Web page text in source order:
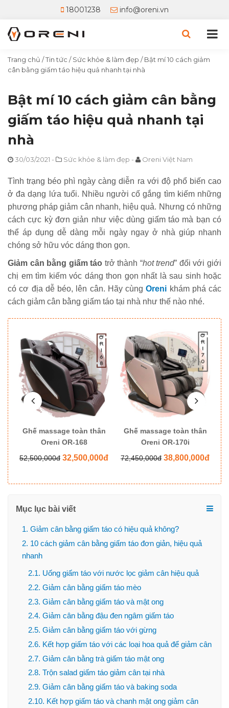
18001238 info@oreni.vn
Trang chủ /Tin tức /Sức khỏe & làm đẹp /Bật mí 10 cách giảm
cân bằng giấm táo hiệu quả nhanh tại nhà
Bật mí 10 cách giảm cân bằng
giấm táo hiệu quả nhanh tại
nhà
30/03/2021 - Sức khỏe & làm đẹp - Oreni Việt Nam
Tình trạng béo phì ngày càng diễn ra với độ phổ biến cao
ở đa dạng lứa tuổi. Nhiều người cố gắng tìm kiếm những
phương pháp giảm cân nhanh, hiệu quả. Nhưng có những
cách cực kỳ đơn giản như việc dùng giấm táo mà bạn có
thể áp dụng dễ dàng mỗi ngày ngay ở nhà giúp nhanh
chóng sở hữu vóc dáng thon gọn.
Giảm cân bằng giấm táo trở thành “hot trend” đối với giới
chị em tìm kiếm vóc dáng thon gọn nhất là sau sinh hoặc
có cơ địa dễ béo, lên cân. Hãy cùngOreni khám phá các
cách giảm cân bằng giấm táo tại nhà như thế nào nhé.
Ghế massage toàn thân
Oreni OR-168
52,500,000đ 32,500,000đ
Ghế massage toàn thân
Oreni OR-170i
72,450,000đ 38,800,000đ
Mục lục bài viết
1. Giảm cân bằng giấm táo có hiệu quả không?
2. 10 cách giảm cân bằng giấm táo đơn giản, hiệu quả
nhanh
2.1. Uống giấm táo với nước lọc giảm cân hiệu quả
2.2. Giảm cân bằng giấm táo mèo
2.3. Giảm cân bằng giấm táo và mật ong
2.4. Giảm cân bằng đậu đen ngâm giấm táo
2.5. Giảm cân bằng giấm táo với gừng
2.6. Kết hợp giấm táo với các loại hoa quả để giảm cân
2.7. Giảm cân bằng trà giấm táo mật ong
2.8. Trộn salad giấm táo giảm cân tại nhà
2.9. Giảm cân bằng giấm táo và baking soda
2.10. Kết hợp giấm táo và chanh mật ong giảm cân